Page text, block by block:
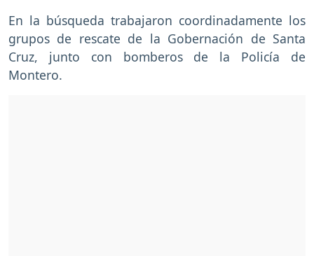
En la búsqueda trabajaron coordinadamente los
grupos de rescate de la Gobernación de Santa
Cruz, junto con bomberos de la Policía de
Montero.